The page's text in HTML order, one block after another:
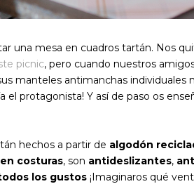
una mesa en cuadros tartán. Nos
picnic, pero cuando nuestros
manteles antimanchas individuales
el protagonista! Y así de paso os
hechos a partir de algodón
costuras, son antideslizantes,
los gustos ¡Imaginaros qué